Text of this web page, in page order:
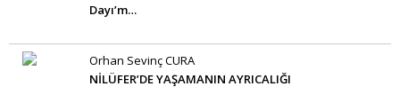
Dayı’m…
Orhan Sevinç CURA
NİLÜFER’DE YAŞAMANIN AYRICALIĞI